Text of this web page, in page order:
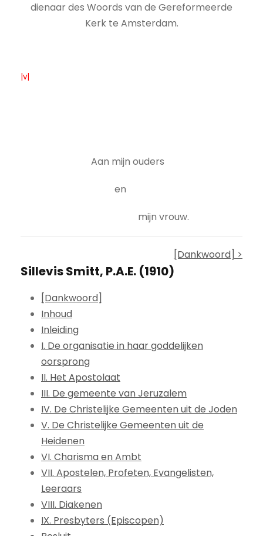
dienaar des Woords van de Gereformeerde
Kerk te Amsterdam.
|v|
Aan mijn ouders
en
mijn vrouw.
[Dankwoord] >
Sillevis Smitt, P.A.E. (1910)
[Dankwoord]
Inhoud
Inleiding
I. De organisatie in haar goddelijken
oorsprong
II. Het Apostolaat
III. De gemeente van Jeruzalem
IV. De Christelijke Gemeenten uit de Joden
V. De Christelijke Gemeenten uit de
Heidenen
VI. Charisma en Ambt
VII. Apostelen, Profeten, Evangelisten,
Leeraars
VIII. Diakenen
IX. Presbyters (Episcopen)